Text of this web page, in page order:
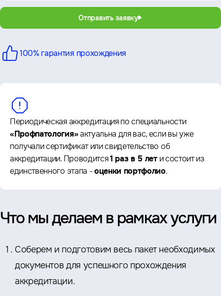
Отправить заявку
100% гарантия прохождения
Периодическая аккредитация по специальности
«Профпатология»актуальна для вас, если вы уже
получали сертификат или свидетельство об
аккредитации. Проводится1 раз в 5 лети состоит из
единственного этапа -оценки портфолио.
Что мы делаем в рамках услуги
Соберем и подготовим весь пакет необходимых
документов для успешного прохождения
аккредитации.